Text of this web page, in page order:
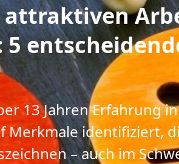
attraktiven
5
13 Jahren Erfahrung
Merkmale identifiziert,
– auch im